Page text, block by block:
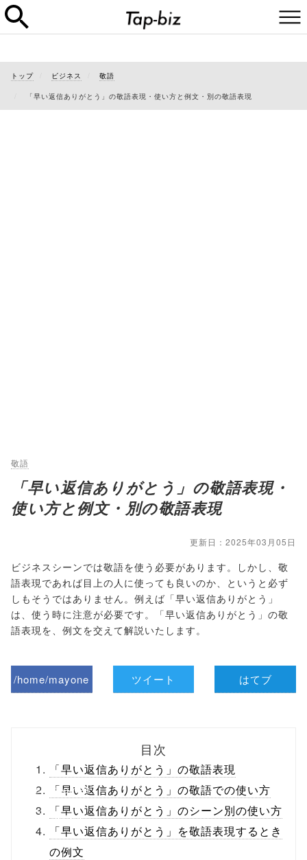
トップ ビジネス 敬語
「早い返信ありがとう」の敬語表現・使い方と例文・別の敬語表現
敬語
「早い返信ありがとう」の敬語表現・
使い方と例文・別の敬語表現
更新日：2025年03月05日
ビジネスシーンでは敬語を使う必要があります。しかし、敬
語表現であれば目上の人に使っても良いのか、というと必ず
しもそうではありません。例えば「早い返信ありがとう」
は、使う時に注意が必要です。「早い返信ありがとう」の敬
語表現を、例文を交えて解説いたします。
/home/mayone
ml/wp-
content/themes
/tapbiz_theme/
parts/sns-
ツイート はてブ
目次
「早い返信ありがとう」の敬語表現
「早い返信ありがとう」の敬語での使い方
「早い返信ありがとう」のシーン別の使い方
「早い返信ありがとう」を敬語表現するとき
の例文